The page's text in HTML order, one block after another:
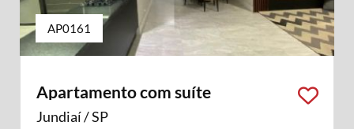
AP0161
Apartamento com suíte
Jundiaí / SP